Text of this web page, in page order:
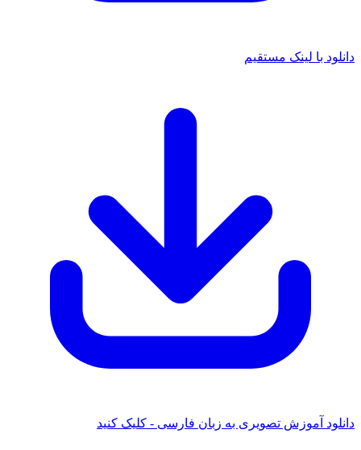
با لینک مستقیم
آموزش تصویری به زبان فارسی - کلیک کنید